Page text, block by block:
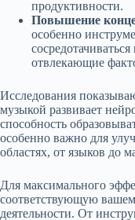
продуктивности.
Повышение
особенно
отвлекающие
Исследования
музыкой развивает
способность
особенно важно для
областях, от языков до
Для максимального
соответствующую
деятельности. От